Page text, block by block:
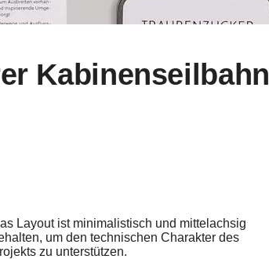
Kabinenseilbahn
Layout ist minimalistisch und mittelachsig
um den technischen Charakter des
zu unterstützen.